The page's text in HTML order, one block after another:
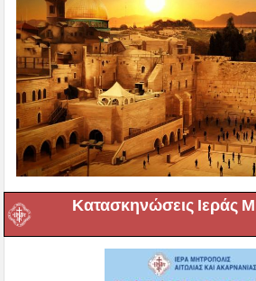
Κατασκηνώσεις Ιεράς